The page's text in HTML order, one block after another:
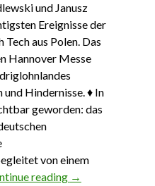
und Janusz
Ereignisse der
aus Polen. Das
Hannover Messe
Hindernisse. ♦ In
geworden: das
von einem
reading Das Wichtigste
→